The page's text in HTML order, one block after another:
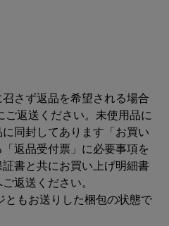
さず返品を希望される場合
返送ください。未使用品に
同封してあります「お買い
「返品受付票」に必要事項を
書と共にお買い上げ明細書
返送ください。
ともお送りした梱包の状態で